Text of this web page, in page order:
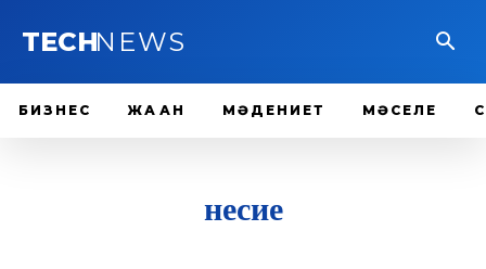
TECHNEWS
БИЗНЕС ЖАҺАН МӘДЕНИЕТ МӘСЕЛЕ
несие